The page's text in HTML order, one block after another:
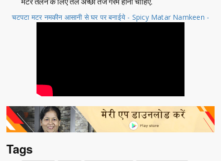
चटपटा मटर नमकीन आसानी से घर पर बनाईये - Spicy Matar Namkeen -
Tags